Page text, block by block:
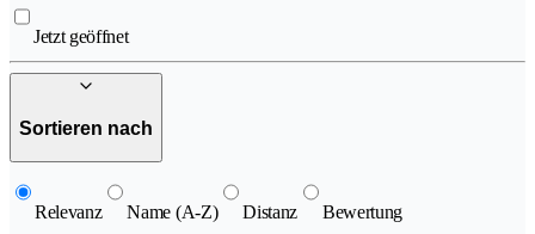
Jetzt geöffnet
Sortieren nach
Relevanz Name (A-Z) Distanz Bewertung